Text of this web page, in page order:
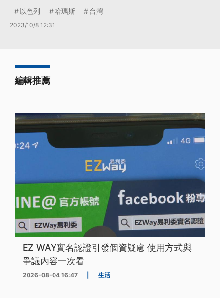
以色列 哈瑪斯 台灣
2023/10/8 12:31
編輯推薦
EZ WAY實名認證引發個資疑慮 使用方式與
爭議內容一次看
2026-08-04 16:47 生活